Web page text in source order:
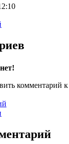
комментарий